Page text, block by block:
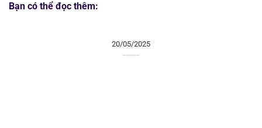
Bạn có thể đọc thêm:
20/05/2025